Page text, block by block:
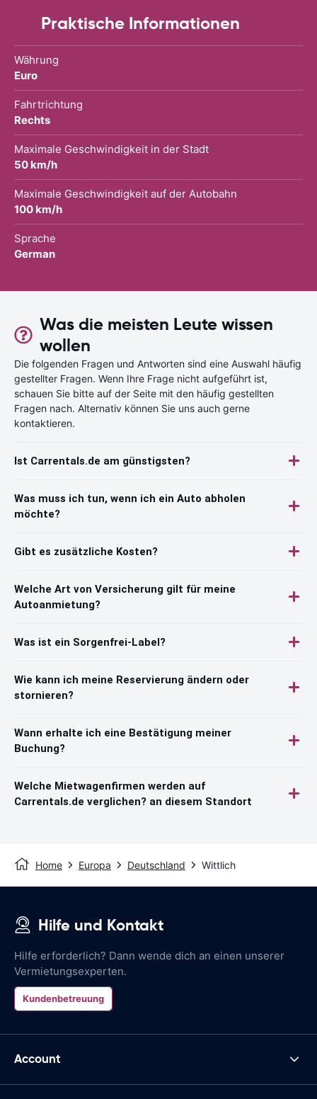
Praktische Informationen
Währung
Euro
Fahrtrichtung
Rechts
Maximale Geschwindigkeit in der Stadt
50 km/h
Maximale Geschwindigkeit auf der Autobahn
100 km/h
Sprache
German
Was die meisten Leute wissen
wollen
Die folgenden Fragen und Antworten sind eine Auswahl häufig
gestellter Fragen. Wenn Ihre Frage nicht aufgeführt ist,
schauen Sie bitte auf der Seite mit den häufig gestellten
Fragen nach. Alternativ können Sie uns auch gerne
kontaktieren.
Ist Carrentals.de am günstigsten?
Was muss ich tun, wenn ich ein Auto abholen
möchte?
Gibt es zusätzliche Kosten?
Welche Art von Versicherung gilt für meine
Autoanmietung?
Was ist ein Sorgenfrei-Label?
Wie kann ich meine Reservierung ändern oder
stornieren?
Wann erhalte ich eine Bestätigung meiner
Buchung?
Welche Mietwagenfirmen werden auf
Carrentals.de verglichen? an diesem Standort
Home Europa Deutschland Wittlich
Hilfe und Kontakt
Hilfe erforderlich? Dann wende dich an einen unserer
Vermietungsexperten.
Kundenbetreuung
Account